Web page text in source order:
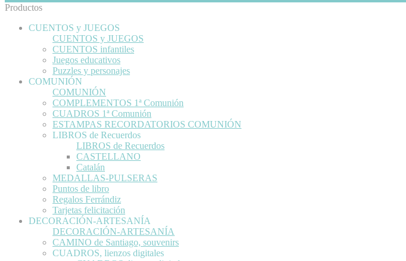
Productos
CUENTOS y JUEGOS
CUENTOS y JUEGOS
CUENTOS infantiles
Juegos educativos
Puzzles y personajes
COMUNIÓN
COMUNIÓN
COMPLEMENTOS 1ª Comunión
CUADROS 1ª Comunión
ESTAMPAS RECORDATORIOS COMUNIÓN
LIBROS de Recuerdos
LIBROS de Recuerdos
CASTELLANO
Catalán
MEDALLAS-PULSERAS
Puntos de libro
Regalos Ferrándiz
Tarjetas felicitación
DECORACIÓN-ARTESANÍA
DECORACIÓN-ARTESANÍA
CAMINO de Santiago, souvenirs
CUADROS, lienzos digitales